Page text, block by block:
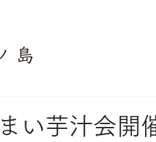
い芋汁会開